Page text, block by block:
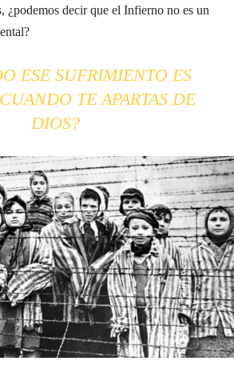
¿podemos decir que el Infierno no es un
ESE SUFRIMIENTO ES
TE APARTAS DE
DIOS?